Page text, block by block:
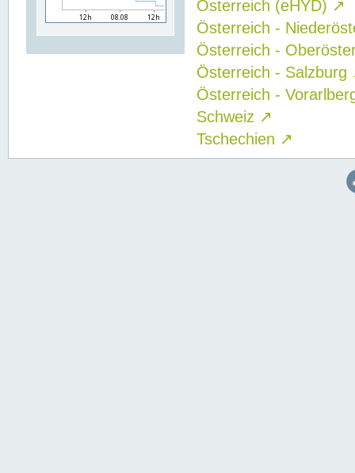
Österreich (eHYD) ↗
Österreich -
Österreich -
Österreich - Salzburg
Österreich -
Schweiz ↗
Tschechien ↗